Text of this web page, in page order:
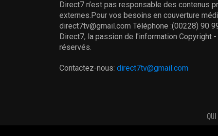
Direct7 n’est pas responsable des contenus
externes.Pour vos besoins en couverture
direct7tv@gmail.com Téléphone :(00228) 90
Direct7, la passion de l'information Copyright
réservés.
Contactez-nous: direct7tv@gmail.com